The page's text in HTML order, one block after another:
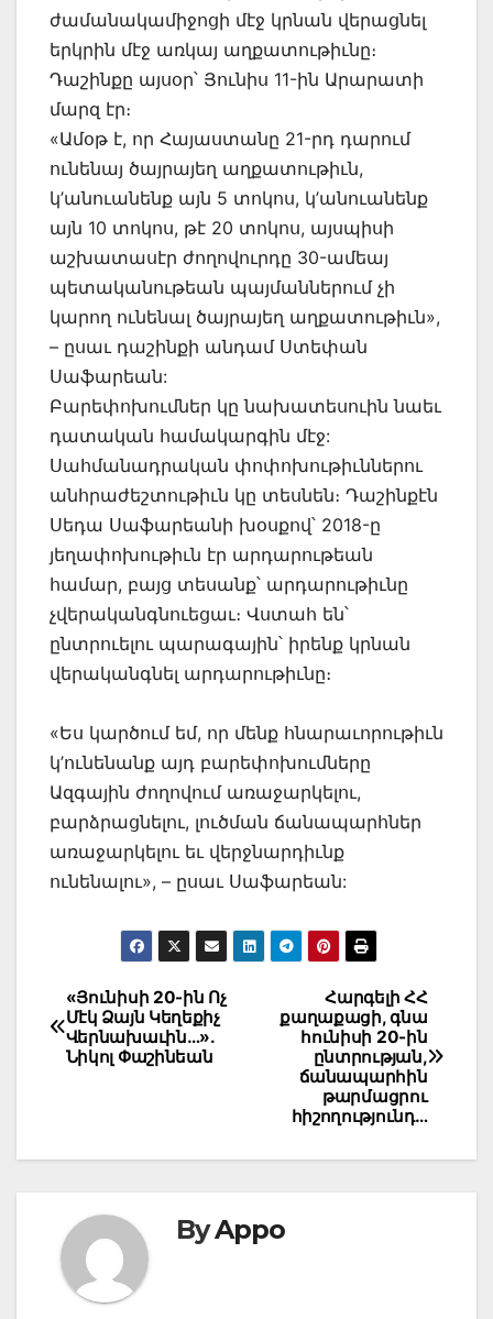
ժամանակամիջոցի մէջ կրնան վերացնել
երկրին մէջ առկայ աղքատութիւնը։
Դաշինքը այսօր՝ Յունիս 11-ին Արարատի
մարզ էր։
«Ամօթ է, որ Հայաստանը 21-րդ դարում
ունենայ ծայրայեղ աղքատութիւն,
կ’անուանենք այն 5 տոկոս, կ’անուանենք
այն 10 տոկոս, թէ 20 տոկոս, այսպիսի
աշխատասէր ժողովուրդը 30-ամեայ
պետականութեան պայմաններում չի
կարող ունենալ ծայրայեղ աղքատութիւն»,
– ըսաւ դաշինքի անդամ Ստեփան
Սաֆարեան:
Բարեփոխումներ կը նախատեսուին նաեւ
դատական համակարգին մէջ:
Սահմանադրական փոփոխութիւններու
անհրաժեշտութիւն կը տեսնեն։ Դաշինքէն
Սեդա Սաֆարեանի խօսքով՝ 2018-ը
յեղափոխութիւն էր արդարութեան
համար, բայց տեսանք՝ արդարութիւնը
չվերականգնուեցաւ։ Վստահ են՝
ընտրուելու պարագային՝ իրենք կրնան
վերականգնել արդարութիւնը։
«Ես կարծում եմ, որ մենք հնարաւորութիւն
կ’ունենանք այդ բարեփոխումները
Ազգային ժողովում առաջարկելու,
բարձրացնելու, լուծման ճանապարհներ
առաջարկելու եւ վերջնարդիւնք
ունենալու», – ըսաւ Սաֆարեան:
Post
navigation
Հարգելի ՀՀ
քաղաքացի, գնա
հունիսի 20-ին
ընտրության,
ճանապարհին
թարմացրու
հիշողությունդ…
«Յունիսի 20-ին Ոչ
Մէկ Ձայն Կեղեքիչ
Վերնախաւին…».
Նիկոլ Փաշինեան
ByAppo